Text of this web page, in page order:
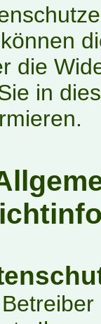
die
in